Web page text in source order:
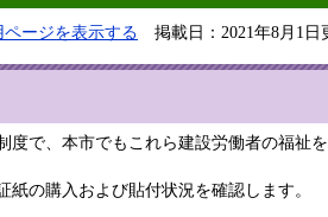
ページを表示する 掲載日：2021年8月1
で、本市でもこれら建設労働者の福祉
の購入および貼付状況を確認します。